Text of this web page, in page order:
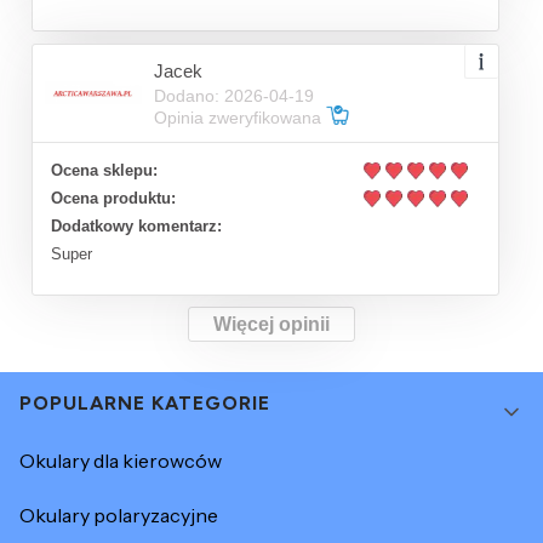
Jacek
Dodano: 2026-04-19
Opinia zweryfikowana
Ocena sklepu:
Ocena produktu:
Dodatkowy komentarz:
Super
Więcej opinii
Linki w stopce
POPULARNE KATEGORIE
Okulary dla kierowców
Okulary polaryzacyjne